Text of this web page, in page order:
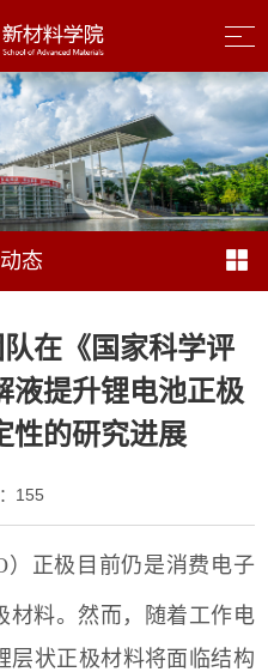
态
在《国家科学评
液提升锂电池正极
性的研究进展
155
）正极目前仍是消费电子
材料。然而，随着工作电
层状正极材料将面临结构